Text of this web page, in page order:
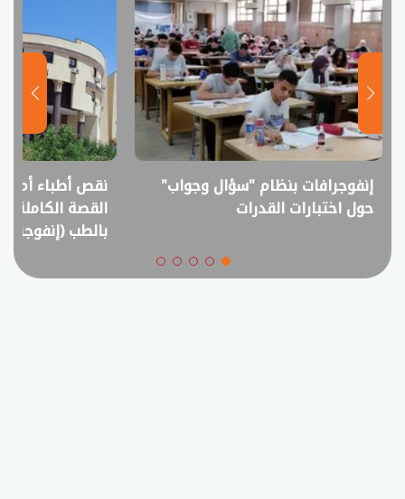
نقص أطباء أم فائض خريجين؟..
القصة الكاملة لمقترح خفض القبول
انفوجراف..
في امتحانات